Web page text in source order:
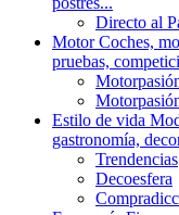
Directo al
MotorCoches,
pruebas,
Estilo de vida
gastronomía,
Trendencias
Decoesfera